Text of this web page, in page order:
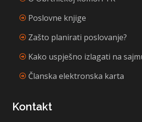
Poslovne knjige
Zašto planirati poslovanje?
Kako uspješno izlagati na
Članska elektronska karta
Kontakt